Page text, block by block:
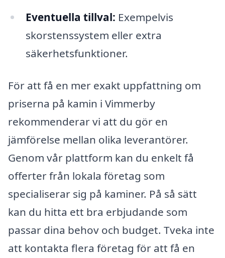
Eventuella tillval: Exempelvis
skorstenssystem eller extra
säkerhetsfunktioner.
För att få en mer exakt uppfattning om
priserna på kamin i Vimmerby
rekommenderar vi att du gör en
jämförelse mellan olika leverantörer.
Genom vår plattform kan du enkelt få
offerter från lokala företag som
specialiserar sig på kaminer. På så sätt
kan du hitta ett bra erbjudande som
passar dina behov och budget. Tveka inte
att kontakta flera företag för att få en